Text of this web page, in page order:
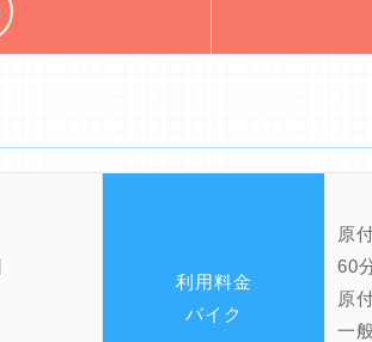
利用料金
バイク
原
60
原
一